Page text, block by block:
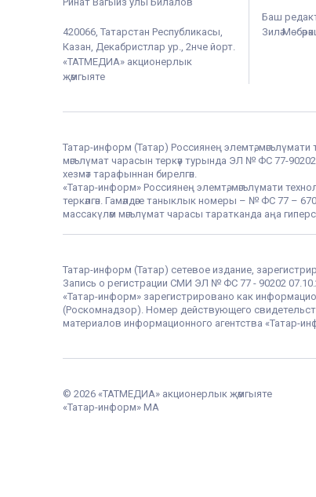
420066, Татарстан Республикасы,
Казан, Декабристлар ур., 2нче йорт.
«ТАТМЕДИА» акционерлык
җәмгыяте
Баш
Зилә
Татар-информ (Татар) Россиянең элемтә, мәгълүмати
мәгълүмат чарасын теркәү турында ЭЛ № ФС 77-90202
хезмәт тарафыннан бирелгән.
«Татар-информ» Россиянең элемтә, мәгълүмати
теркәлгән. Гамәлдәге таныклык номеры – № ФС 77 –
массакүләм мәгълүмат чарасы таратканда аңа
Татар-информ (Татар) сетевое издание,
Запись о регистрации СМИ ЭЛ № ФС 77 - 90202
«Татар-информ» зарегистрировано как
(Роскомнадзор). Номер действующего
материалов информационного агентства «Татар-
© 2026 «ТАТМЕДИА» акционерлык җәмгыяте
«Татар-информ» МА